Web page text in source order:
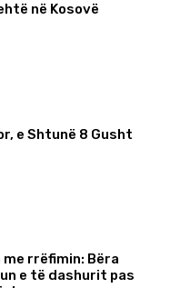
në Kosovë
e Shtunë 8 Gusht
me rrëfimin: Bëra
e të dashurit pas